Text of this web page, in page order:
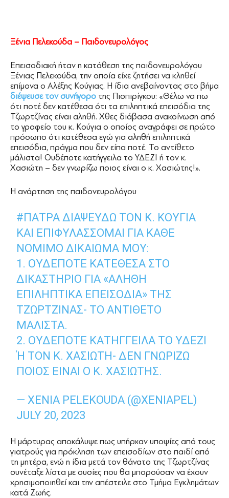
Ξένια Πελεκούδα – Παιδονευρολόγος
Επεισοδιακή ήταν η κατάθεση της παιδονευρολόγου
Ξένιας Πελεκούδα, την οποία είχε ζητήσει να κληθεί
επίμονα ο Αλέξης Κούγιας. Η ίδια ανεβαίνοντας στο βήμα
διέψευσε τον συνήγορο της Πισπιρίγκου: «Θέλω να πω
ότι ποτέ δεν κατέθεσα ότι τα επιληπτικά επεισόδια της
Τζωρτζίνας είναι αληθή. Χθες διάβασα ανακοίνωση από
το γραφείο του κ. Κούγια ο οποίος αναγράφει σε πρώτο
πρόσωπο ότι κατέθεσα εγώ για αληθή επιληπτικά
επεισόδια, πράγμα που δεν είπα ποτέ. Το αντίθετο
μάλιστα! Ουδέποτε κατήγγειλα το ΥΔΕΖΙ ή τον κ.
Χασιώτη – δεν γνωρίζω ποιος είναι ο κ. Χασιώτης!».
Η ανάρτηση της παιδονευρολόγου
#ΠΑΤΡΑ ΔΙΑΨΕΎΔΩ ΤΟΝ Κ. ΚΟΎΓΙΑ
ΚΑΙ ΕΠΙΦΥΛΆΣΣΟΜΑΙ ΓΙΑ ΚΆΘΕ
ΝΌΜΙΜΟ ΔΙΚΑΊΩΜΑ ΜΟΥ:
1. ΟΥΔΈΠΟΤΕ ΚΑΤΈΘΕΣΑ ΣΤΟ
ΔΙΚΑΣΤΉΡΙΟ ΓΙΑ «ΑΛΗΘΉ
ΕΠΙΛΗΠΤΙΚΆ ΕΠΕΙΣΌΔΙΑ» ΤΗΣ
ΤΖΩΡΤΖΙΝΑΣ- ΤΟ ΑΝΤΊΘΕΤΟ
ΜΆΛΙΣΤΑ.
2. ΟΥΔΈΠΟΤΕ ΚΑΤΉΓΓΕΙΛΑ ΤΟ ΥΔΕΖΙ
Ή ΤΟΝ Κ. ΧΑΣΙΏΤΗ- ΔΕΝ ΓΝΩΡΊΖΩ Π
ΟΙΟΣ ΕΊΝΑΙ Ο Κ. ΧΑΣΙΏΤΗΣ.
— XENIA PELEKOUDA (@XENIAPEL)
JULY 20, 2023
Η μάρτυρας αποκάλυψε πως υπήρχαν υποψίες από τους
γιατρούς για πρόκληση των επεισοδίων στο παιδί από
τη μητέρα, ενώ η ίδια μετά τον θάνατο της Τζωρτζίνας
συνέταξε λίστα με ουσίες που θα μπορούσαν να έχουν
χρησιμοποιηθεί και την απέστειλε στο Τμήμα Εγκλημάτων
κατά Ζωής.